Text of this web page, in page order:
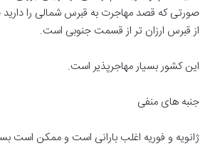
صورتی که قصد مهاجرت به قبرس شمالی را
از قبرس ارزان تر از قسمت جنوبی است.
این کشور بسیار مهاجرپذیر است.
جنبه های منفی
ژانویه و فوریه اغلب بارانی است و ممکن است